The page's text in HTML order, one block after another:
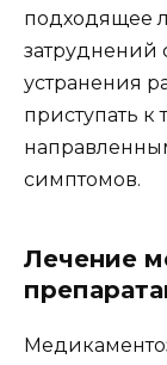
подходящее
затруднений
устранения
приступать
симптомов.
Лечение